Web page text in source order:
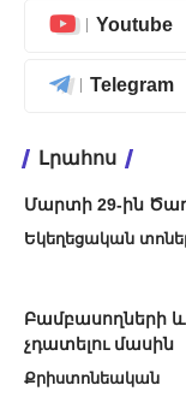
Youtube
Telegram
Լրահոս
Մարտի 29-ին
Եկեղեցական
Բամբասողների
չդատելու մասին
Քրիստոնեական